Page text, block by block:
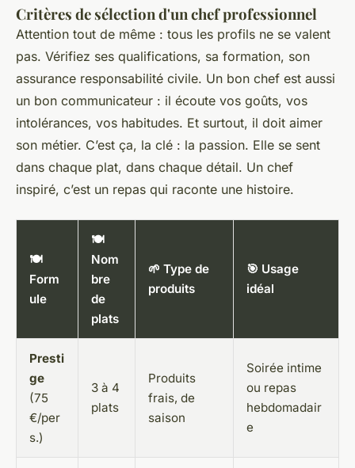
Critères de sélection d'un chef professionnel
Attention tout de même : tous les profils ne se valent
pas. Vérifiez ses qualifications, sa formation, son
assurance responsabilité civile. Un bon chef est aussi
un bon communicateur : il écoute vos goûts, vos
intolérances, vos habitudes. Et surtout, il doit aimer
son métier. C’est ça, la clé : la passion. Elle se sent
dans chaque plat, dans chaque détail. Un chef
inspiré, c’est un repas qui raconte une histoire.
🍽️
Form
ule
🍽️
Nom
bre
de
plats
🌱 Type de
produits
🎯 Usage
idéal
Presti
ge
(75
€/per
s.)
3 à 4
plats
Produits
frais, de
saison
Soirée intime
ou repas
hebdomadair
e